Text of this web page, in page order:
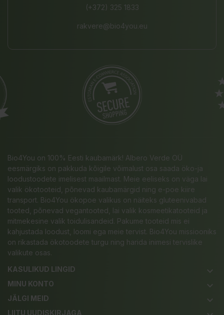
(+372) 325 1833
rakvere@bio4you.eu
Bio4You on 100% Eesti kaubamärk! Albero Verde OÜ
eesmärgiks on pakkuda kõigile võimalust osa saada öko-ja
loodustoodete imelisest maailmast. Meie eeliseks on väga lai
valik ökotooteid, põnevad kaubamärgid ning e-poe kiire
transport. Bio4You ökopoe valikus on näiteks gluteenivabad
tooted, põnevad vegantooted, lai valik kosmeetikatooteid ja
mitmekesine valik toidulisandeid. Pakume tooteid mis ei
kahjustada loodust, loomi ega meie tervist. Bio4You missiooniks
on rikastada ökotoodete turgu ning harida inimesi tervislike
valikute osas.
KASULIKUD LINGID
keyboard_arrow_down
MINU KONTO keyboard_arrow_down
JÄLGI MEID keyboard_arrow_down
LIITU UUDISKIRJAGA